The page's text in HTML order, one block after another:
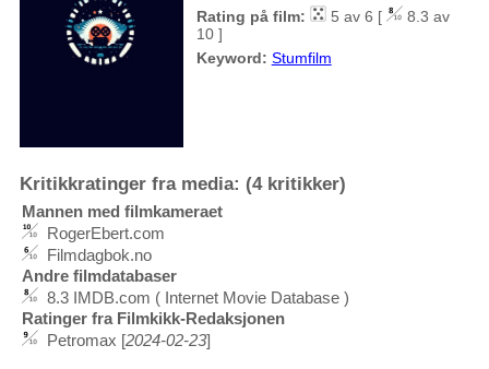
Rating på film:
5 av 6 [
8.3 av
10 ]
Keyword: Stumfilm
Kritikkratinger fra media: (4 kritikker)
Mannen med filmkameraet
RogerEbert.com
Filmdagbok.no
Andre filmdatabaser
8.3 IMDB.com ( Internet Movie Database )
Ratinger fra Filmkikk-Redaksjonen
Petromax [2024-02-23]